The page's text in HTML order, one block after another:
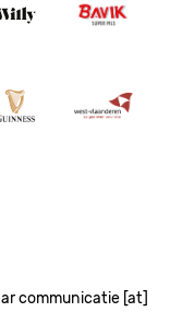
Image
Image
communicatie [at]